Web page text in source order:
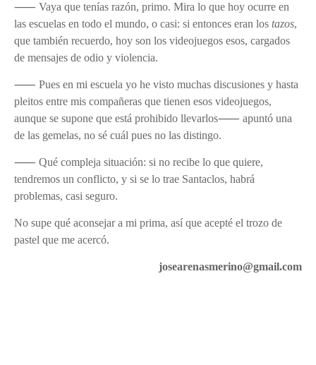
⸺ Vaya que tenías razón, primo. Mira lo que hoy ocurre en
las escuelas en todo el mundo, o casi: si entonces eran los tazos,
que también recuerdo, hoy son los videojuegos esos, cargados
de mensajes de odio y violencia.
⸺ Pues en mi escuela yo he visto muchas discusiones y hasta
pleitos entre mis compañeras que tienen esos videojuegos,
aunque se supone que está prohibido llevarlos⸺ apuntó una
de las gemelas, no sé cuál pues no las distingo.
⸺ Qué compleja situación: si no recibe lo que quiere,
tendremos un conflicto, y si se lo trae Santaclos, habrá
problemas, casi seguro.
No supe qué aconsejar a mi prima, así que acepté el trozo de
pastel que me acercó.
josearenasmerino@gmail.com